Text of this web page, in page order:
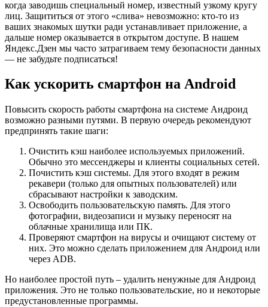
когда заводишь специальный номер, известный узкому кругу
лиц. Защититься от этого «слива» невозможно: кто-то из
ваших знакомых шутки ради устанавливает приложение, а
дальше номер оказывается в открытом доступе. В нашем
Яндекс.Дзен мы часто затрагиваем тему безопасности данных
— не забудьте подписаться!
Как ускорить смартфон на Android
Повысить скорость работы смартфона на системе Андроид
возможно разными путями. В первую очередь рекомендуют
предпринять такие шаги:
Очистить кэш наиболее используемых приложений.
Обычно это мессенджеры и клиенты социальных сетей.
Почистить кэш системы. Для этого входят в режим
рекавери (только для опытных пользователей) или
сбрасывают настройки к заводским.
Освободить пользовательскую память. Для этого
фотографии, видеозаписи и музыку переносят на
облачные хранилища или ПК.
Проверяют смартфон на вирусы и очищают систему от
них. Это можно сделать приложением для Андроид или
через ADB.
Но наиболее простой путь – удалить ненужные для Андроид
приложения. Это не только пользовательские, но и некоторые
предустановленные программы.